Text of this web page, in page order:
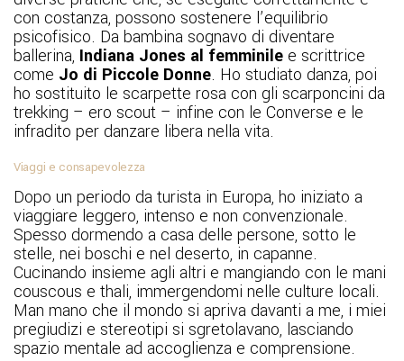
con costanza, possono sostenere l’equilibrio
psicofisico. Da bambina sognavo di diventare
ballerina, Indiana Jones al femminile e scrittrice
come Jo di Piccole Donne. Ho studiato danza, poi
ho sostituito le scarpette rosa con gli scarponcini da
trekking – ero scout – infine con le Converse e le
infradito per danzare libera nella vita.
Viaggi e consapevolezza
Dopo un periodo da turista in Europa, ho iniziato a
viaggiare leggero, intenso e non convenzionale.
Spesso dormendo a casa delle persone, sotto le
stelle, nei boschi e nel deserto, in capanne.
Cucinando insieme agli altri e mangiando con le mani
couscous e thali, immergendomi nelle culture locali.
Man mano che il mondo si apriva davanti a me, i miei
pregiudizi e stereotipi si sgretolavano, lasciando
spazio mentale ad accoglienza e comprensione.